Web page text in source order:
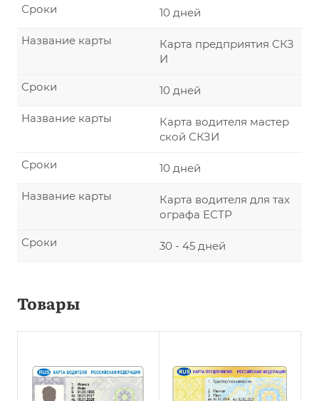
10 дней
Сроки
Карта предприятия СКЗ
И
Название карты
10 дней
Сроки
Карта водителя мастер
ской СКЗИ
Название карты
10 дней
Сроки
Карта водителя для тах
ографа ЕСТР
Название карты
30 - 45 дней
Сроки
Товары